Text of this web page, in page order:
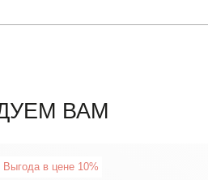
ВАМ
Выгода в цене 10%